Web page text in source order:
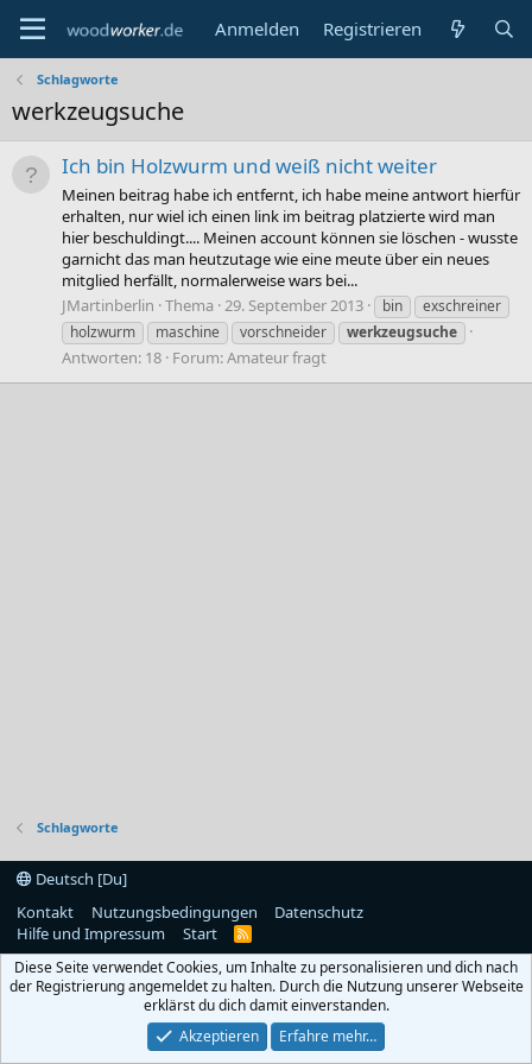
Anmelden Registrieren
Schlagworte
werkzeugsuche
Ich bin Holzwurm und weiß nicht weiter
Meinen beitrag habe ich entfernt, ich habe meine antwort hierfür
erhalten, nur wiel ich einen link im beitrag platzierte wird man
hier beschuldingt.... Meinen account können sie löschen - wusste
garnicht das man heutzutage wie eine meute über ein neues
mitglied herfällt, normalerweise wars bei...
JMartinberlin Thema 29. September 2013 bin
exschreiner
holzwurm
maschine vorschneider werkzeugsuche
Antworten: 18 Forum:Amateur fragt
Schlagworte
Deutsch [Du]
Kontakt
Nutzungsbedingungen
Datenschutz
Hilfe und Impressum
Start
R
S
Diese Seite verwendet Cookies, um Inhalte zu personalisieren und dich nach
der Registrierung angemeldet zu halten. Durch die Nutzung unserer Webseite
erklärst du dich damit einverstanden.
Akzeptieren
Erfahre mehr…